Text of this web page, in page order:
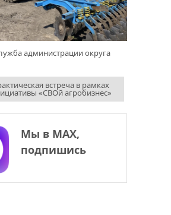
администрации округа
встреча в рамках
«СВОй агробизнес»
Мы в МАХ,
подпишись